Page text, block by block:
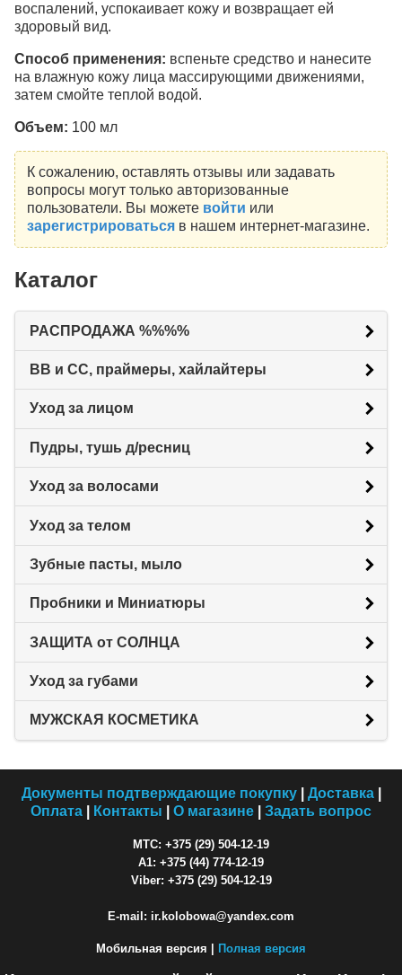
воспалений, успокаивает кожу и возвращает ей
здоровый вид.
Способ применения: вспеньте средство и нанесите
на влажную кожу лица массирующими движениями,
затем смойте теплой водой.
Объем: 100 мл
К сожалению, оставлять отзывы или задавать
вопросы могут только авторизованные
пользователи. Вы можете войти или
зарегистрироватьсяв нашем интернет-магазине.
Каталог
РАСПРОДАЖА %%%%
BB и CC, праймеры, хайлайтеры
Уход за лицом
Пудры, тушь д/ресниц
Уход за волосами
Уход за телом
Зубные пасты, мыло
Пробники и Миниатюры
ЗАЩИТА от СОЛНЦА
Уход за губами
МУЖСКАЯ КОСМЕТИКА
Документы подтверждающие покупку| Доставка|
Оплата
Контакты О магазине Задать вопрос
МТС: +375 (29) 504-12-19
A1: +375 (44) 774-12-19
Viber: +375 (29) 504-12-19
E-mail: ir.kolobowa@yandex.com
Мобильная версия | Полная версия